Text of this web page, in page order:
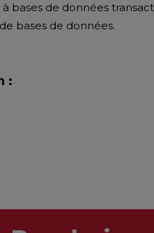
bases de données
bases de données.
: